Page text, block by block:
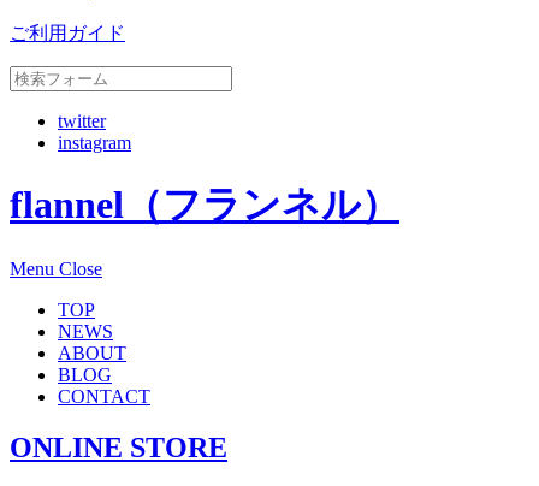
ご利用ガイド
twitter
instagram
flannel（フランネル）
Menu Close
TOP
NEWS
ABOUT
BLOG
CONTACT
ONLINE STORE